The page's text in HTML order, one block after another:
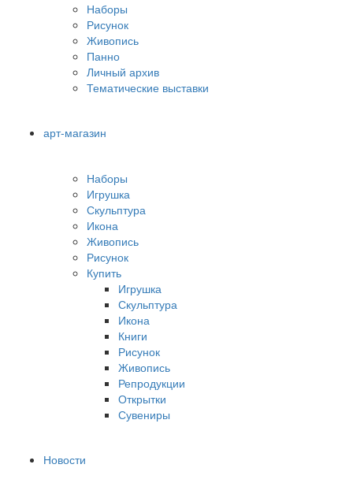
Наборы
Рисунок
Живопись
Панно
Личный архив
Тематические выставки
арт-магазин
Наборы
Игрушка
Скульптура
Икона
Живопись
Рисунок
Купить
Игрушка
Скульптура
Икона
Книги
Рисунок
Живопись
Репродукции
Открытки
Сувениры
Новости